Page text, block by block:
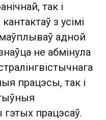
так і
з усімі
адной
не абмінула
працэсы, так і
працэсаў.